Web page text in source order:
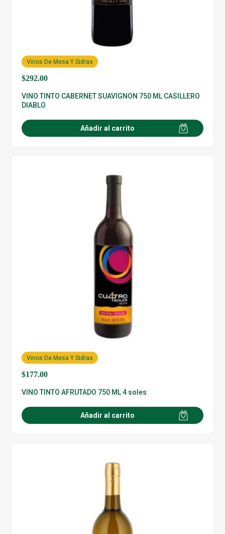
$292.00
Vinos De Mesa Y Sidras
VINO TINTO CABERNET SUAVIGNON 750 ML CASILLERO
DIABLO
Añadir al carrito
$177.00
Vinos De Mesa Y Sidras
VINO TINTO AFRUTADO 750 ML 4 soles
Añadir al carrito